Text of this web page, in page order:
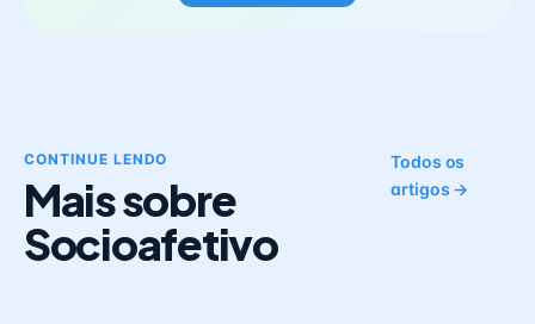
CONTINUE LENDO
Mais sobre
Socioafetivo
Todos os
artigos →